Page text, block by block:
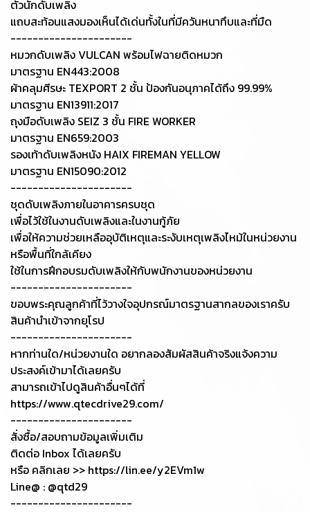
ตัวนักดับเพลิง
แถบสะท้อนแสงมองเห็นได้เด่นทั้งในที่มีควันหนาทึบและที่มืด
----------------------
หมวกดับเพลิง VULCAN พร้อมไฟฉายติดหมวก
มาตรฐาน EN443:2008
ผ้าคลุมศีรษะ TEXPORT 2 ชั้น ป้องกันอนุภาคได้ถึง 99.99%
มาตรฐาน EN13911:2017
ถุงมือดับเพลิง SEIZ 3 ชั้น FIRE WORKER
มาตรฐาน EN659:2003
รองเท้าดับเพลิงหนัง HAIX FIREMAN YELLOW
มาตรฐาน EN15090:2012
----------------------
ชุดดับเพลิงภายในอาคารครบชุด
เพื่อไว้ใช้ในงานดับเพลิงและในงานกู้ภัย
เพื่อให้ความช่วยเหลืออุบัติเหตุและระงับเหตุเพลิงไหม้ในหน่วยงาน
หรือพื้นที่ใกล้เคียง
ใช้ในการฝึกอบรมดับเพลิงให้กับพนักงานของหน่วยงาน
----------------------
ขอบพระคุณลูกค้าที่ไว้วางใจอุปกรณ์มาตรฐานสากลของเราครับ
สินค้านำเข้าจากยุโรป
----------------------
หากท่านใด/หน่วยงานใด อยากลองสัมผัสสินค้าจริงแจ้งความ
ประสงค์เข้ามาได้เลยครับ
สามารถเข้าไปดูสินค้าอื่นๆได้ที่
https://www.qtecdrive29.com/
----------------------
สั่งซื้อ/สอบถามข้อมูลเพิ่มเติม
ติดต่อ Inbox ได้เลยครับ
หรือ คลิกเลย >> https://lin.ee/y2EVm1w
Line@ : @qtd29
----------------------